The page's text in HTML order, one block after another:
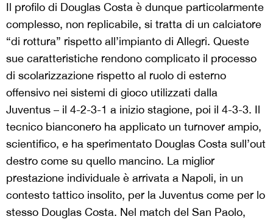
Il profilo di Douglas Costa è dunque particolarmente
complesso, non replicabile, si tratta di un calciatore
“di rottura” rispetto all’impianto di Allegri. Queste
sue caratteristiche rendono complicato il processo
di scolarizzazione rispetto al ruolo di esterno
offensivo nei sistemi di gioco utilizzati dalla
Juventus – il 4-2-3-1 a inizio stagione, poi il 4-3-3. Il
tecnico bianconero ha applicato un turnover ampio,
scientifico, e ha sperimentato Douglas Costa sull’out
destro come su quello mancino. La miglior
prestazione individuale è arrivata a Napoli, in un
contesto tattico insolito, per la Juventus come per lo
stesso Douglas Costa. Nel match del San Paolo,